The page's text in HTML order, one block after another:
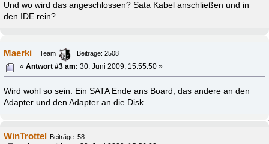
Und wo wird das angeschlossen? Sata Kabel anschließen und in
den IDE rein?
Maerki_ Team
Beiträge: 2508
«Antwort #3 am: 30. Juni 2009, 15:55:50 »
Wird wohl so sein. Ein SATA Ende ans Board, das andere an den
Adapter und den Adapter an die Disk.
WinTrottel Beiträge: 58